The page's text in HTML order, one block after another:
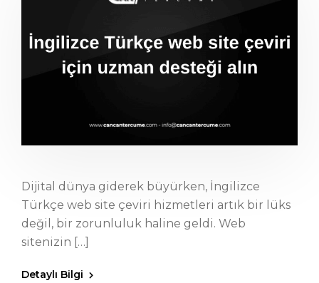
Dijital dünya giderek büyürken, İngilizce
Türkçe web site çeviri hizmetleri artık bir lüks
değil, bir zorunluluk haline geldi. Web
sitenizin […]
Detaylı Bilgi